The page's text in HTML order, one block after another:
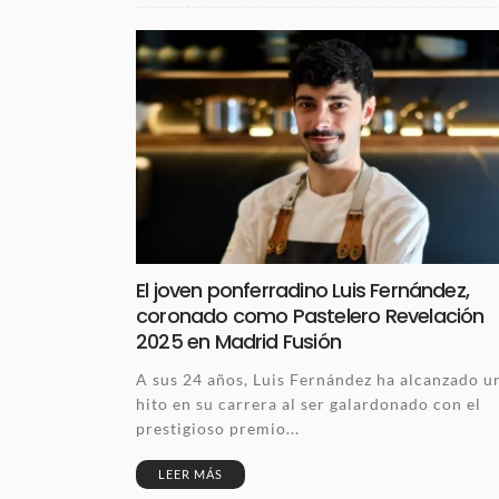
El joven ponferradino Luis Fernández,
coronado como Pastelero Revelación
2025 en Madrid Fusión
A sus 24 años, Luis Fernández ha alcanzado
hito en su carrera al ser galardonado con el
prestigioso premio...
LEER MÁS